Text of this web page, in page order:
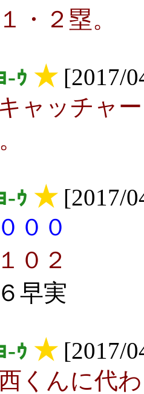
・２塁。
-ｩ ★[2017/
ャッチャ
-ｩ ★[2017/
００
０２
早実
-ｩ ★[2017/
くんに代